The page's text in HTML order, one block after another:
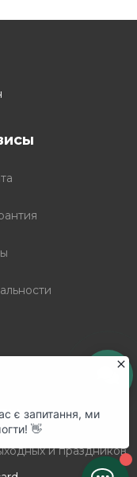
и праздников